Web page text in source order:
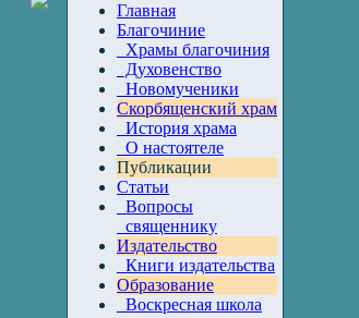
Главная
Благочиние
Храмы благочиния
Духовенство
Новомученики
Скорбященский храм
История храма
О настоятеле
Публикации
Статьи
Вопросы
священнику
Издательство
Книги издательства
Образование
Воскресная школа